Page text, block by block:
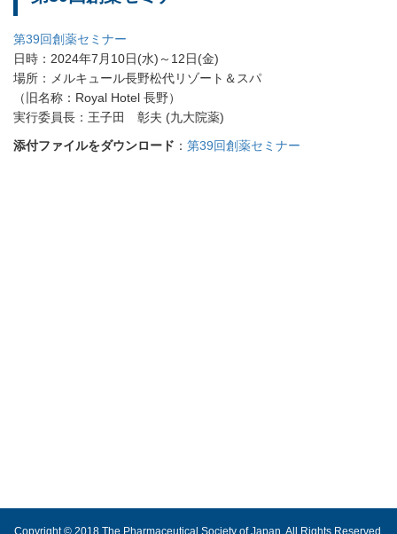
第39回創薬セミナー
日時：2024年7月10日(水)～12日(金)
場所：メルキュール長野松代リゾート＆スパ
（旧名称：Royal Hotel 長野）
実行委員長：王子田 彰夫 (九大院薬)
添付ファイルをダウンロード ： 第39回創薬セミナー
Copyright © 2018 The Pharmaceutical Society of Japan. All Rights Reserved.